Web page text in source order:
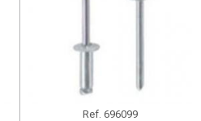
Ref. 696099